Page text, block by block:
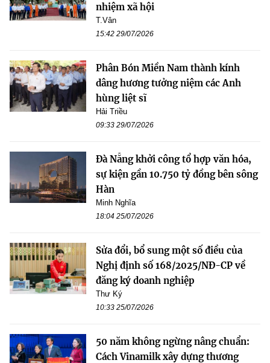
nhiệm xã hội
T.Vân
15:42 29/07/2026
Phân Bón Miền Nam thành kính
dâng hương tưởng niệm các Anh
hùng liệt sĩ
Hải Triều
09:33 29/07/2026
Đà Nẵng khởi công tổ hợp văn hóa,
sự kiện gần 10.750 tỷ đồng bên sông
Hàn
Minh Nghĩa
18:04 25/07/2026
Sửa đổi, bổ sung một số điều của
Nghị định số 168/2025/NĐ-CP về
đăng ký doanh nghiệp
Thư Ký
10:33 25/07/2026
50 năm không ngừng nâng chuẩn:
Cách Vinamilk xây dựng thương